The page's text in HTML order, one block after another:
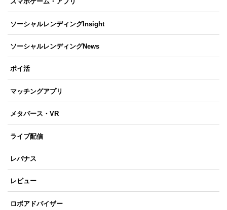
ソーシャルレンディングInsight
ソーシャルレンディングNews
ポイ活
マッチングアプリ
メタバース・VR
ライブ配信
レバナス
レビュー
ロボアドバイザー